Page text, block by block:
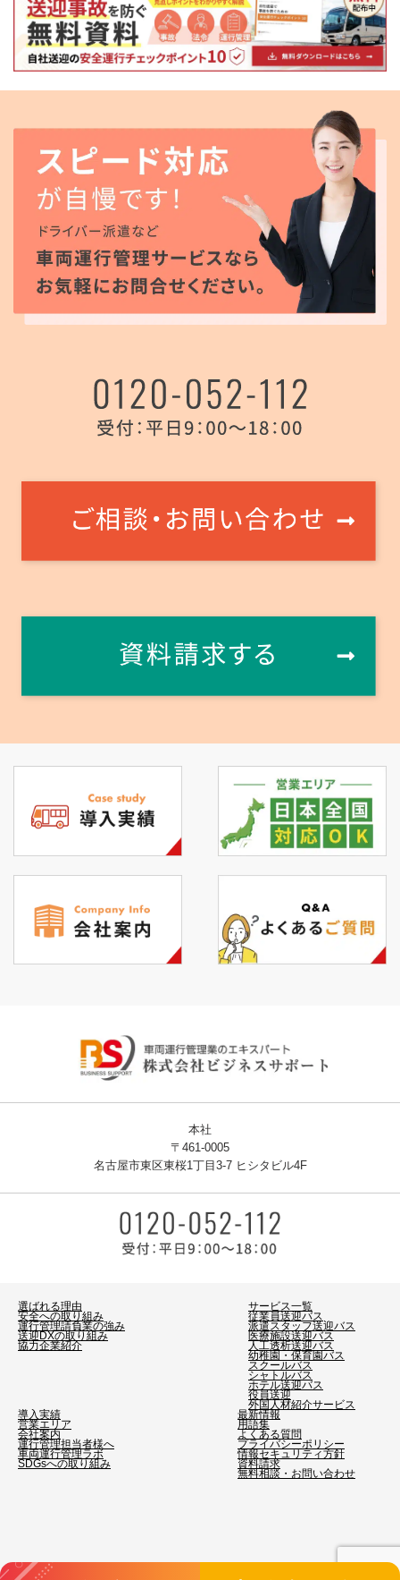
選ばれる理由
安全への取り組み
運行管理請負業の強み
送迎DXの取り組み
協力企業紹介
サービス一覧
従業員送迎バス
派遣スタッフ送迎バス
医療施設送迎バス
人工透析送迎バス
幼稚園・保育園バス
スクールバス
シャトルバス
ホテル送迎バス
役員送迎
外国人材紹介サービス
導入実績
営業エリア
会社案内
運行管理担当者様へ
車両運行管理ラボ
SDGsへの取り組み
最新情報
用語集
よくある質問
プライバシーポリシー
情報セキュリティ方針
資料請求
無料相談・お問い合わせ
本社
〒461-0005
名古屋市東区東桜1丁目3-7 ヒシタビル4F